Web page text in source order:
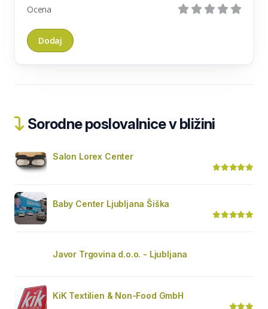
Ocena
Sorodne poslovalnice v bližini
Salon Lorex Center
Baby Center Ljubljana Šiška
Javor Trgovina d.o.o. - Ljubljana
KiK Textilien & Non-Food GmbH